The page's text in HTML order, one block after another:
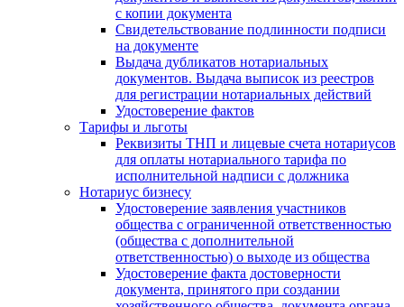
с копии документа
Свидетельствование подлинности подписи
на документе
Выдача дубликатов нотариальных
документов. Выдача выписок из реестров
для регистрации нотариальных действий
Удостоверение фактов
Тарифы и льготы
Реквизиты ТНП и лицевые счета нотариусов
для оплаты нотариального тарифа по
исполнительной надписи с должника
Нотариус бизнесу
Удостоверение заявления участников
общества с ограниченной ответственностью
(общества с дополнительной
ответственностью) о выходе из общества
Удостоверение факта достоверности
документа, принятого при создании